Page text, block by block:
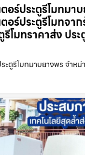
อร์ประตูรีโมทมา
อร์ประตูรีโมทจา
รีโมทราคาส่ง ประ
ะตูรีโมทมาบยางพร จำหน่